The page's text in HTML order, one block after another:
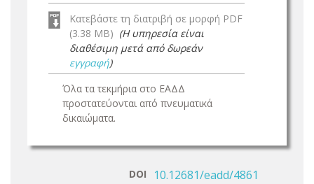
Κατεβάστε τη διατριβή σε μορφή PDF
(3.38 MB) (Η υπηρεσία είναι
διαθέσιμη μετά από δωρεάν
εγγραφή)
Όλα τα τεκμήρια στο ΕΑΔΔ
προστατεύονται από πνευματικά
δικαιώματα.
DOI 10.12681/eadd/4861